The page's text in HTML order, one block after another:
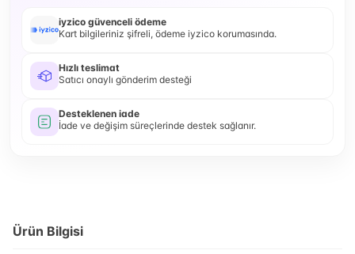
iyzico güvenceli ödeme
Kart bilgileriniz şifreli, ödeme iyzico korumasında.
Hızlı teslimat
Satıcı onaylı gönderim desteği
Desteklenen iade
İade ve değişim süreçlerinde destek sağlanır.
Ürün Bilgisi